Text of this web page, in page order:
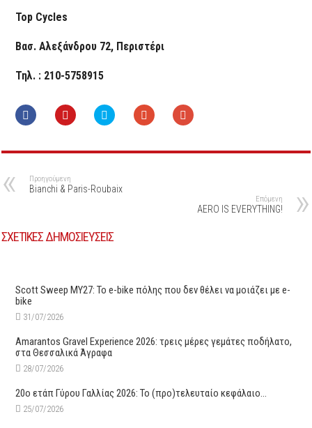
Top Cycles
Βασ. Αλεξάνδρου 72, Περιστέρι
Τηλ. : 210-5758915
Προηγούμενη
Βianchi & Paris-Roubaix
Επόμενη
AERO IS EVERYTHING!
ΣΧΕΤΙΚΕΣ ΔΗΜΟΣΙΕΥΣΕΙΣ
Scott Sweep MY27: Το e-bike πόλης που δεν θέλει να μοιάζει με e-
bike
31/07/2026
Amarantos Gravel Experience 2026: τρεις μέρες γεμάτες ποδήλατο,
στα Θεσσαλικά Άγραφα
28/07/2026
20ο ετάπ Γύρου Γαλλίας 2026: Το (προ)τελευταίο κεφάλαιο…
25/07/2026